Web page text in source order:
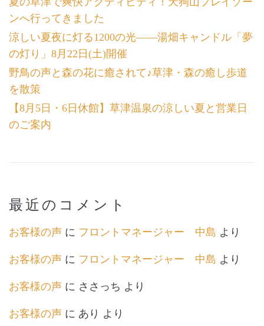
ンへ行ってきました
涼しい夏夜に灯る1200の光――湯畑キャンドル「夢
の灯り」8月22日(土)開催
野鳥の声と森の花に癒されて♪草津・森の癒し歩道
を散策
【8月5日・6日休館】草津温泉の涼しい夏と営業日
のご案内
最近のコメント
お客様の声 に フロントマネージャー 中島 より
お客様の声 に フロントマネージャー 中島 より
お客様の声 に ささっち より
お客様の声 に あり より